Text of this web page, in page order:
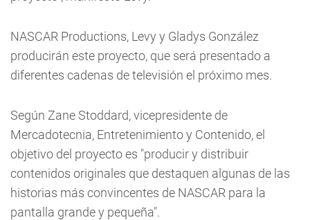
NASCAR Productions, Levy y Gladys González
producirán este proyecto, que será presentado a
diferentes cadenas de televisión el próximo mes.
Según Zane Stoddard, vicepresidente de
Mercadotecnia, Entretenimiento y Contenido, el
objetivo del proyecto es "producir y distribuir
contenidos originales que destaquen algunas de las
historias más convincentes de NASCAR para la
pantalla grande y pequeña".